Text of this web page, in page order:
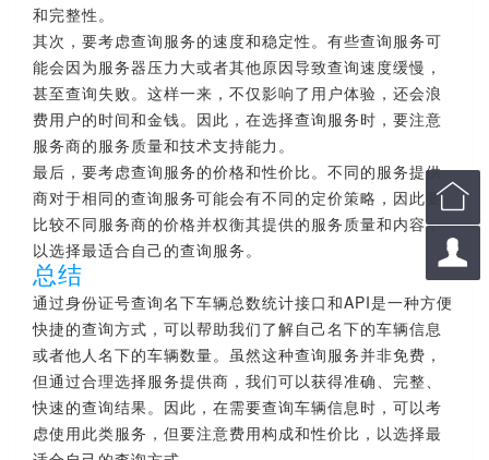
和完整性。
其次，要考虑查询服务的速度和稳定性。有些查询服务可
能会因为服务器压力大或者其他原因导致查询速度缓慢，
甚至查询失败。这样一来，不仅影响了用户体验，还会浪
费用户的时间和金钱。因此，在选择查询服务时，要注意
服务商的服务质量和技术支持能力。
最后，要考虑查询服务的价格和性价比。不同的服务提供
商对于相同的查询服务可能会有不同的定价策略，因此要
比较不同服务商的价格并权衡其提供的服务质量和内容，
以选择最适合自己的查询服务。
总结
通过身份证号查询名下车辆总数统计接口和API是一种方便
快捷的查询方式，可以帮助我们了解自己名下的车辆信息
或者他人名下的车辆数量。虽然这种查询服务并非免费，
但通过合理选择服务提供商，我们可以获得准确、完整、
快速的查询结果。因此，在需要查询车辆信息时，可以考
虑使用此类服务，但要注意费用构成和性价比，以选择最

